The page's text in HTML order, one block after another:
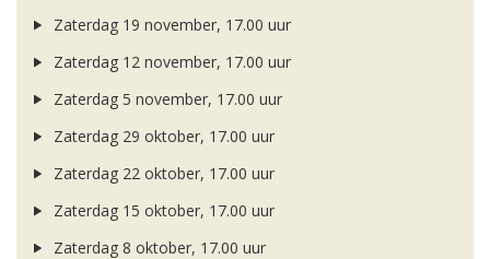
Zaterdag 19 november, 17.00 uur
Zaterdag 12 november, 17.00 uur
Zaterdag 5 november, 17.00 uur
Zaterdag 29 oktober, 17.00 uur
Zaterdag 22 oktober, 17.00 uur
Zaterdag 15 oktober, 17.00 uur
Zaterdag 8 oktober, 17.00 uur